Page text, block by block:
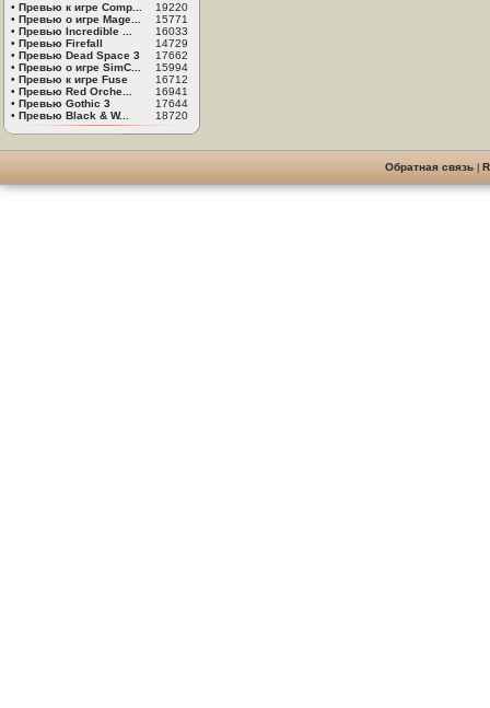
• Превью к игре Comp...
19220
• Превью о игре Mage...
15771
• Превью Incredible ...
16033
• Превью Firefall
14729
• Превью Dead Space 3
17662
• Превью о игре SimC...
15994
• Превью к игре Fuse
16712
• Превью Red Orche...
16941
• Превью Gothic 3
17644
• Превью Black & W... 18720
Обратная связь